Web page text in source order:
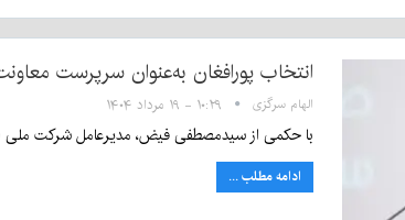
انتخاب پورافغان به‌عنوان سرپرست
الهام سرگزی ۱۰:۲۹ - ۱۹ مرداد ۱۴۰۴
با حکمی از سیدمصطفی فیض، مدیرعامل شرکت ملی
ادامه مطلب ...